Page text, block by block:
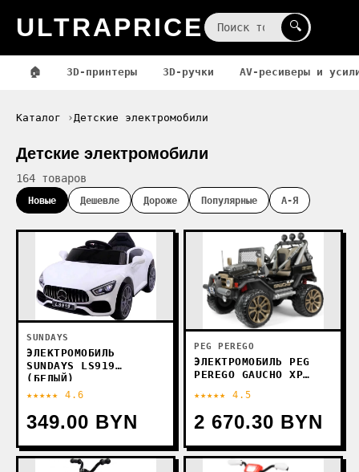
ULTRAPRICE 🔍
🏠 3D-принтеры 3D-ручки AV-ресиверы и
Каталог Детские электромобили
Детские электромобили
164 товаров
Новые Дешевле Дороже Популярные А-Я
SUNDAYS
ЭЛЕКТРОМОБИЛЬ
SUNDAYS LS919
(БЕЛЫЙ)
★★★★★ 4.6
349.00 BYN
PEG PEREGO
ЭЛЕКТРОМОБИЛЬ PEG
PEREGO GAUCHO XP
★★★★★ 4.5
2 670.30 BYN